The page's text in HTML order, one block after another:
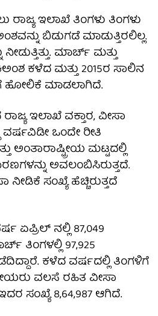
ಇಲಾಖೆ ತಿಂಗಳು ತಿಂಗಳು
ಬಿಡುಗಡೆ ಮಾಡುತ್ತಿರಲಿಲ್ಲ.
ಮಾರ್ಚ್ ಮತ್ತು
ಕಳೆದ ಮತ್ತು 2015ರ ಸಾಲಿನ
ಹೋಲಿಕೆ ಮಾಡಲಾಗಿದೆ.
ಇಲಾಖೆ ವಕ್ತಾರ, ವೀಸಾ
ಒಂದೇ ರೀತಿ
ಅಂತಾರಾಷ್ಟ್ರೀಯ ಮಟ್ಟದಲ್ಲಿ
ಅವಲಂಬಿಸಿರುತ್ತದೆ.
ನೀಡಿಕೆ ಸಂಖ್ಯೆ ಹೆಚ್ಚಿರುತ್ತದೆ
ಏಪ್ರಿಲ್ ನಲ್ಲಿ 87,049
ತಿಂಗಳಲ್ಲಿ 97,925
ಕಳೆದ ವರ್ಷದಲ್ಲಿ ತಿಂಗಳಿಗೆ
ವಲಸೆ ರಹಿತ ವೀಸಾ
ಸಂಖ್ಯೆ 8,64,987 ಆಗಿದೆ.